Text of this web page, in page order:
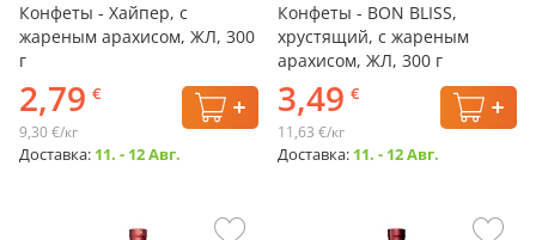
Конфеты - Хайпер, с
жареным арахисом, ЖЛ, 300
г
2,79 €
9,30 €/кг
Доставка: 11. - 12 Авг.
Конфеты - BON BLISS,
хрустящий, с жареным
арахисом, ЖЛ, 300 г
3,49 €
11,63 €/кг
Доставка: 11. - 12 Авг.